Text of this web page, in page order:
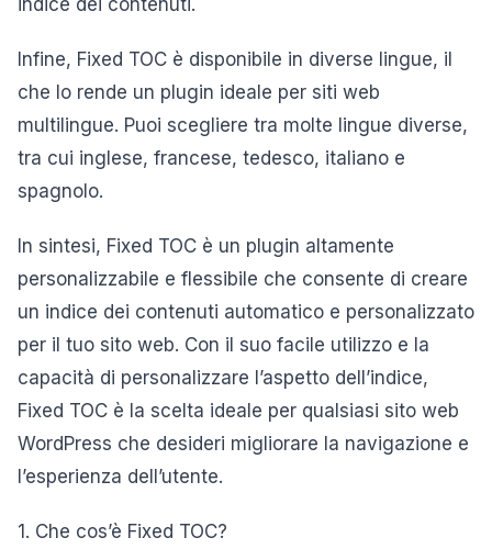
indice dei contenuti.
Infine, Fixed TOC è disponibile in diverse lingue, il
che lo rende un plugin ideale per siti web
multilingue. Puoi scegliere tra molte lingue diverse,
tra cui inglese, francese, tedesco, italiano e
spagnolo.
In sintesi, Fixed TOC è un plugin altamente
personalizzabile e flessibile che consente di creare
un indice dei contenuti automatico e personalizzato
per il tuo sito web. Con il suo facile utilizzo e la
capacità di personalizzare l’aspetto dell’indice,
Fixed TOC è la scelta ideale per qualsiasi sito web
WordPress che desideri migliorare la navigazione e
l’esperienza dell’utente.
1. Che cos’è Fixed TOC?